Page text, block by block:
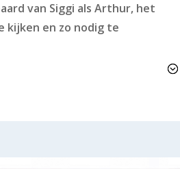
van Siggi als Arthur, het
kijken en zo nodig te